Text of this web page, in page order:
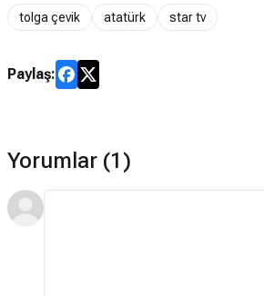
tolga çevik atatürk star tv
Paylaş:
Yorumlar (1)